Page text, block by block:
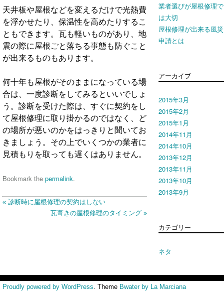
天井板や屋根などを変えるだけで光熱費
を浮かせたり、保温性を高めたりするこ
ともできます。瓦も軽いものがあり、地
震の際に屋根ごと落ちる事態も防ぐこと
が出来るものもあります。
何十年も屋根がそのままになっている場
合は、一度診断をしてみるといいでしょ
う。診断を受けた際は、すぐに契約をし
て屋根修理に取り掛かるのではなく、ど
の場所が悪いのかをはっきりと聞いてお
きましょう。その上でいくつかの業者に
見積もりを取っても遅くはありません。
Bookmark the permalink.
診断時に屋根修理の契約はしない
瓦葺きの屋根修理のタイミング
業者選びが屋根修理で
は大切
屋根修理が出来る風災
申請とは
アーカイブ
2015年3月
2015年2月
2015年1月
2014年11月
2014年10月
2013年12月
2013年11月
2013年10月
2013年9月
カテゴリー
ネタ
Proudly powered by WordPress . Theme Bwater by La Marciana